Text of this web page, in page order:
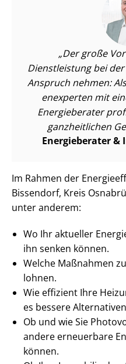
Der große
Dienstleistung bei
Anspruch nehmen:
en­ex­per­ten mit
Energieberater
ganzheitlichen
Energieberater &
Im Rahmen der
Bissendorf, Kreis
unter anderem:
Wo Ihr aktueller
ihn senken können.
Welche Maßnahmen
lohnen.
Wie effizient Ihre
es bessere
Ob und wie Sie
andere erneuerbare
können.